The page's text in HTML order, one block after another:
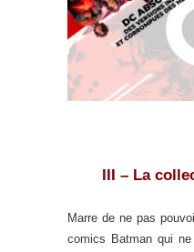
III – La
Marre de ne pas
comics Batman qui